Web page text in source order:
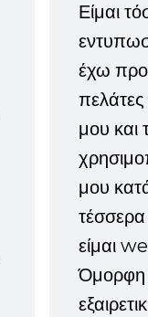
Είμαι
έχω
μου και
μου
είμαι
Όμορφη